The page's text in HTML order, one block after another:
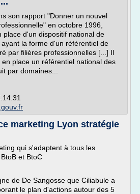
son rapport "Donner un nouvel
en octobre 1996,
place d'un dispositif national de
la forme d'un référentiel de
par filières professionnelles [...] Il
place un référentiel national des
par domaines...
marketing Lyon stratégie
qui s'adaptent à tous les
et BtoC
de De Sangosse que Ciliabule a
le plan d'actions autour des 5